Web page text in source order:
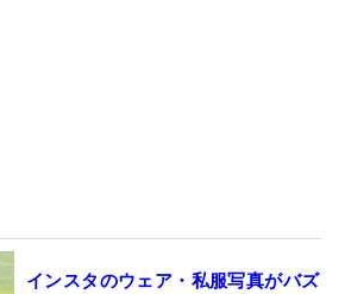
インスタのウェア・私服写真がバズ